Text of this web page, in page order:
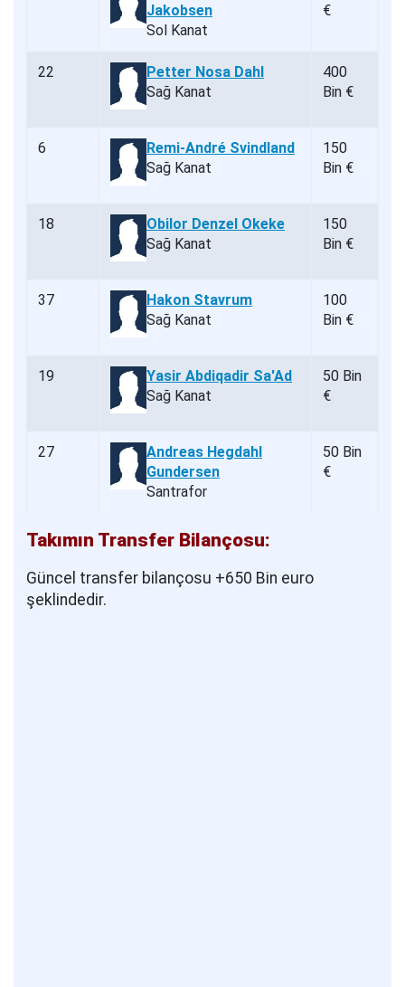
Jakobsen
Sol Kanat
€
22
Petter Nosa Dahl
Sağ Kanat
400
Bin €
6
Remi-André Svindland
Sağ Kanat
150
Bin €
18
Obilor Denzel Okeke
Sağ Kanat
150
Bin €
37
Hakon Stavrum
Sağ Kanat
100
Bin €
19
Yasir Abdiqadir Sa'Ad
Sağ Kanat
50 Bin
€
27
Andreas Hegdahl
Gundersen
Santrafor
50 Bin
€
Takımın Transfer Bilançosu:
Güncel transfer bilançosu +650 Bin euro
şeklindedir.